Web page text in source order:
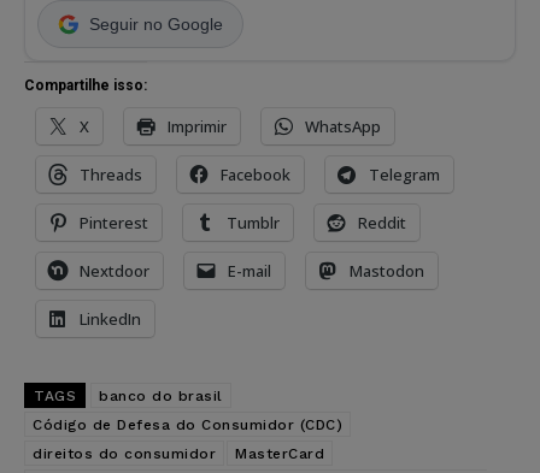
Seguir no Google
Compartilhe isso:
X Imprimir WhatsApp
Threads Facebook Telegram
Pinterest Tumblr Reddit
Nextdoor E-mail Mastodon
LinkedIn
TAGS
banco do brasil
Código de Defesa do Consumidor (CDC)
direitos do consumidor
MasterCard